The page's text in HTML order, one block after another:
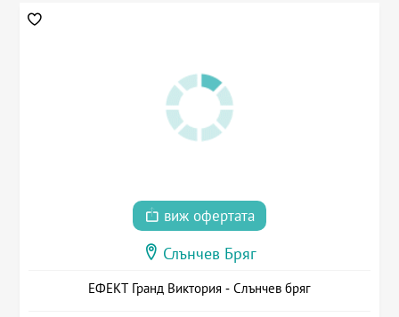
виж офертата
Слънчев Бряг
ЕФЕКТ Гранд Виктория - Слънчев бряг